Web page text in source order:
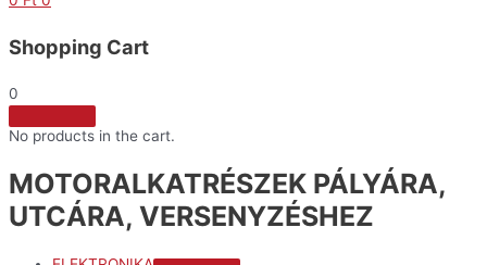
Shopping Cart
0
No products in the cart.
MOTORALKATRÉSZEK PÁLYÁRA,
UTCÁRA, VERSENYZÉSHEZ